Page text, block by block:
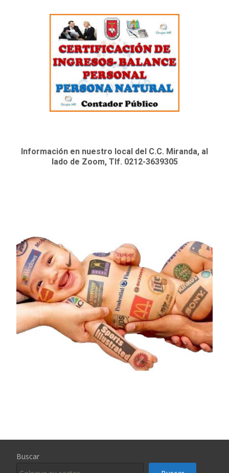
Información en nuestro local del C.C. Miranda, al
lado de Zoom, Tlf. 0212-3639305
Buscar